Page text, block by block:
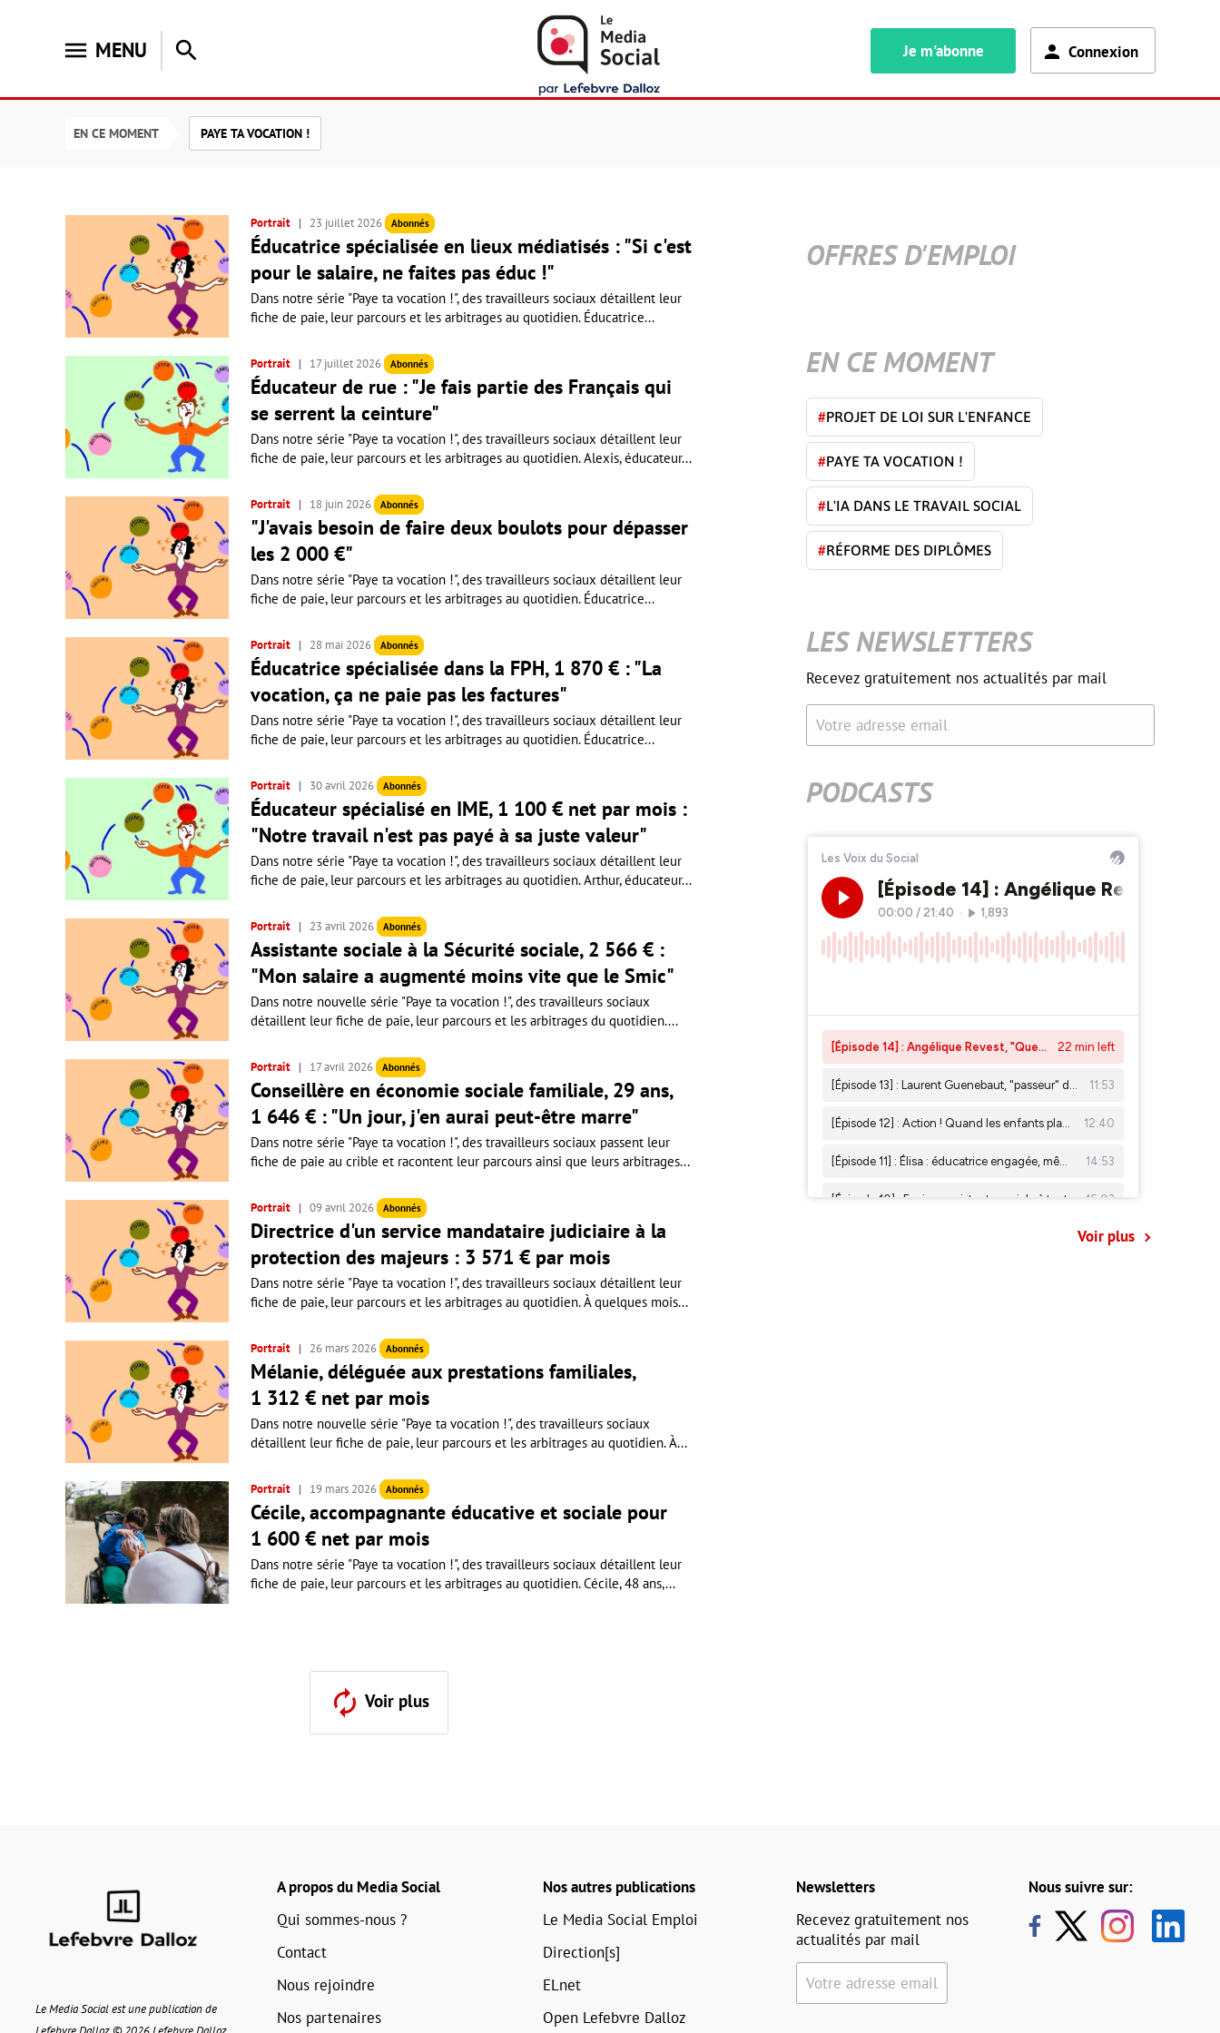
menu MENU search Je m'abonne Connexion
EN CE MOMENT PAYE TA VOCATION !
Portrait 23 juillet 2026 Abonnés
Éducatrice spécialisée en lieux médiatisés : "Si c'est
pour le salaire, ne faites pas éduc !"
Dans notre série "Paye ta vocation !", des travailleurs sociaux détaillent leur
fiche de paie, leur parcours et les arbitrages au quotidien. Éducatrice...
Portrait 17 juillet 2026 Abonnés
Éducateur de rue : "Je fais partie des Français qui
se serrent la ceinture"
Dans notre série "Paye ta vocation !", des travailleurs sociaux détaillent leur
fiche de paie, leur parcours et les arbitrages au quotidien. Alexis, éducateur...
Portrait 18 juin 2026 Abonnés
"J'avais besoin de faire deux boulots pour dépasser
les 2 000 €"
Dans notre série "Paye ta vocation !", des travailleurs sociaux détaillent leur
fiche de paie, leur parcours et les arbitrages au quotidien. Éducatrice...
Portrait 28 mai 2026 Abonnés
Éducatrice spécialisée dans la FPH, 1 870 € : "La
vocation, ça ne paie pas les factures"
Dans notre série "Paye ta vocation !", des travailleurs sociaux détaillent leur
fiche de paie, leur parcours et les arbitrages au quotidien. Éducatrice...
Portrait 30 avril 2026 Abonnés
Éducateur spécialisé en IME, 1 100 € net par mois :
"Notre travail n'est pas payé à sa juste valeur"
Dans notre série "Paye ta vocation !", des travailleurs sociaux détaillent leur
fiche de paie, leur parcours et les arbitrages au quotidien. Arthur, éducateur...
Portrait 23 avril 2026 Abonnés
Assistante sociale à la Sécurité sociale, 2 566 € :
"Mon salaire a augmenté moins vite que le Smic"
Dans notre nouvelle série "Paye ta vocation !", des travailleurs sociaux
détaillent leur fiche de paie, leur parcours et les arbitrages du quotidien....
Portrait 17 avril 2026 Abonnés
Conseillère en économie sociale familiale, 29 ans,
1 646 € : "Un jour, j'en aurai peut-être marre"
Dans notre série "Paye ta vocation !", des travailleurs sociaux passent leur
fiche de paie au crible et racontent leur parcours ainsi que leurs arbitrages...
Portrait 09 avril 2026 Abonnés
Directrice d'un service mandataire judiciaire à la
protection des majeurs : 3 571 € par mois
Dans notre série "Paye ta vocation !", des travailleurs sociaux détaillent leur
fiche de paie, leur parcours et les arbitrages au quotidien. À quelques mois...
Portrait 26 mars 2026 Abonnés
Mélanie, déléguée aux prestations familiales,
1 312 € net par mois
Dans notre nouvelle série "Paye ta vocation !", des travailleurs sociaux
détaillent leur fiche de paie, leur parcours et les arbitrages au quotidien. À...
Portrait 19 mars 2026 Abonnés
Cécile, accompagnante éducative et sociale pour
1 600 € net par mois
Dans notre série "Paye ta vocation !", des travailleurs sociaux détaillent leur
fiche de paie, leur parcours et les arbitrages au quotidien. Cécile, 48 ans,...
Voir plus
OFFRES D'EMPLOI
EN CE MOMENT
#PROJET DE LOI SUR L'ENFANCE
#PAYE TA VOCATION !
#L'IA DANS LE TRAVAIL SOCIAL
#RÉFORME DES DIPLÔMES
LES NEWSLETTERS
Recevez gratuitement nos actualités par mail
Votre adresse email
PODCASTS
Voir plus
Le Media Social est une publication de
A propos du Media Social
Qui sommes-nous ?
Contact
Nous rejoindre
Nos partenaires
Nos autres publications
Le Media Social Emploi
Direction[s]
ELnet
Open Lefebvre Dalloz
Newsletters
Recevez gratuitement nos
actualités par mail
Votre adresse email
Nous suivre sur: